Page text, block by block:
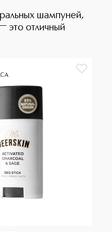
шампуней,
это отличный